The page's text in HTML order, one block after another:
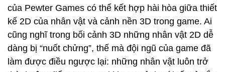
của Pewter Games có thể kết hợp hài hòa giữa thiết
kế 2D của nhân vật và cảnh nền 3D trong game. Ai
cũng nghĩ trong bối cảnh 3D những nhân vật 2D dễ
dàng bị “nuốt chửng”, thế mà đội ngũ của game đã
làm được điều ngược lại: những nhân vật luôn trở